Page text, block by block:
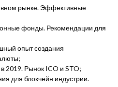
рынке. Эффективные
фонды. Рекомендации для
опыт создания
2019. Рынок ICO и STO;
для блокчейн индустрии.